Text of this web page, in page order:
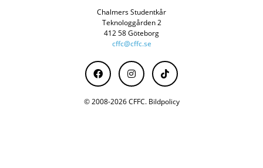
Chalmers Studentkår
Teknologgården 2
412 58 Göteborg
cffc@cffc.se
© 2008-2026 CFFC. Bildpolicy